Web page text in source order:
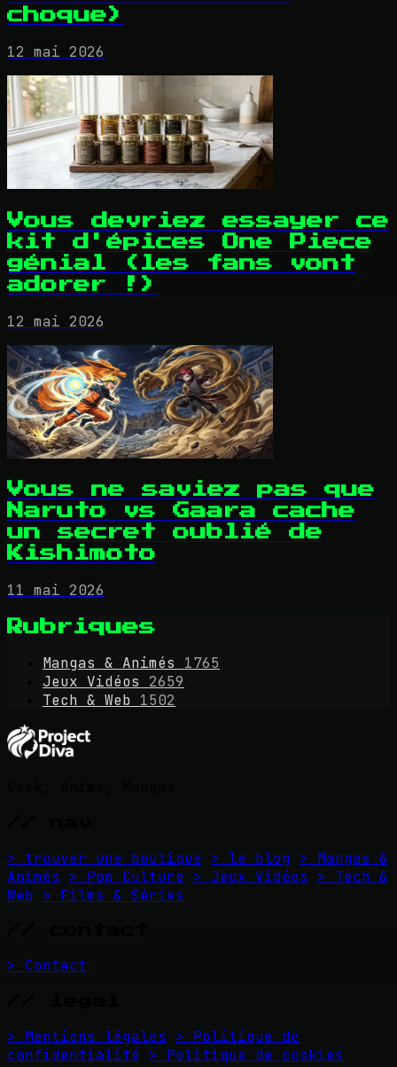
choque)
12 mai 2026
Vous devriez essayer ce
kit d'épices One Piece
génial (les fans vont
adorer !)
12 mai 2026
Vous ne saviez pas que
Naruto vs Gaara cache
un secret oublié de
Kishimoto
11 mai 2026
Rubriques
Mangas & Animés
1765
Jeux Vidéos
2659
Tech & Web 1502
> trouver une boutique > le blog > Mangas &
Animés
> Pop Culture > Jeux Vidéos
> Tech &
Web > Films & Séries
> Contact
> Mentions légales
> Politique de
confidentialité > Politique de cookies